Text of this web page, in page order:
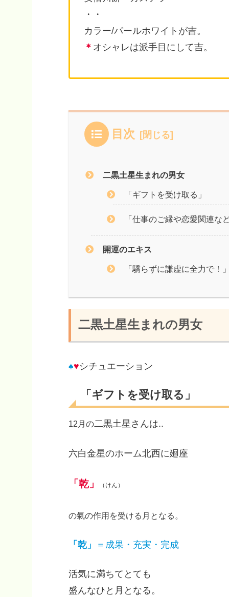
・・
カラー/パールホワイトが吉。
＊ オシャレは派手目にして吉。
目次
二黒土星生まれの男女
「ギフトを受け取る」
「仕事のご縁や恋愛関連な
開運のエキス
「驕らずに謙虚に全力で！
二黒土星生まれの男女
♠♥シチュエーション
「ギフトを受け取る」
12月の二黒土星さんは..
六白金星のホーム北西に廻座
「乾」 （けん）
の氣の作用を受ける月となる。
「乾」 ＝成果・充実・完成
活気に満ちてとても
盛んなひと月となる。